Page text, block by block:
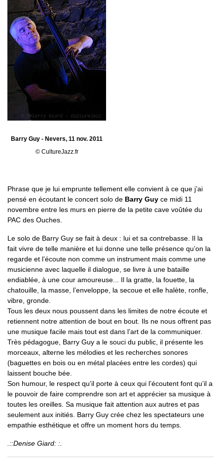
Barry Guy - Nevers, 11 nov. 2011
© CultureJazz.fr
Phrase que je lui emprunte tellement elle convient à ce que j’ai
pensé en écoutant le concert solo de Barry Guy ce midi 11
novembre entre les murs en pierre de la petite cave voûtée du
PAC des Ouches.
Le solo de Barry Guy se fait à deux : lui et sa contrebasse. Il la
fait vivre de telle manière et lui donne une telle présence qu’on la
regarde et l’écoute non comme un instrument mais comme une
musicienne avec laquelle il dialogue, se livre à une bataille
endiablée, à une cour amoureuse... Il la gratte, la fouette, la
chatouille, la masse, l’enveloppe, la secoue et elle halète, ronfle,
vibre, gronde.
Tous les deux nous poussent dans les limites de notre écoute et
retiennent notre attention de bout en bout. Ils ne nous offrent pas
une musique facile mais tout est dans l’art de la communiquer.
Très pédagogue, Barry Guy a le souci du public, il présente les
morceaux, alterne les mélodies et les recherches sonores
(baguettes en bois ou en métal placées entre les cordes) qui
laissent bouche bée.
Son humour, le respect qu’il porte à ceux qui l’écoutent font qu’il a
le pouvoir de faire comprendre son art et apprécier sa musique à
toutes les oreilles. Sa musique fait attention aux autres et pas
seulement aux initiés. Barry Guy crée chez les spectateurs une
empathie esthétique et offre un moment hors du temps.
.::Denise Giard: :.